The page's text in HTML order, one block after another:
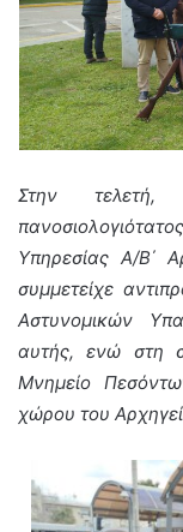
Στην
Υπηρεσίας Α/Β΄
συμμετείχε
Αστυνομικών
αυτής, ενώ στη
Μνημείο
χώρου του